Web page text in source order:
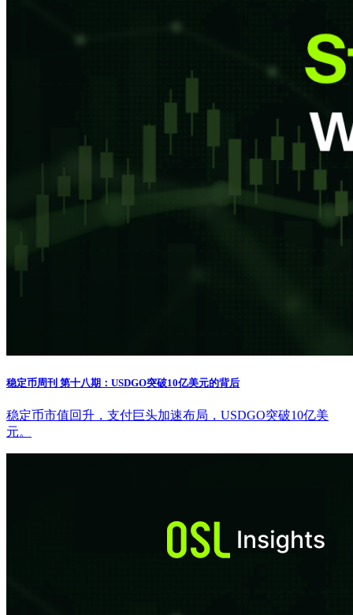
稳定币周刊 第十八期：USDGO突破10亿美元的背后
稳定币市值回升，支付巨头加速布局，USDGO突破10亿美
元。